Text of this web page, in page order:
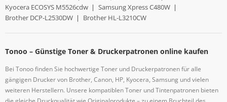
Kyocera ECOSYS M5526cdw | Samsung Xpress C480W |
Brother DCP-L2530DW | Brother HL-L3210CW
Tonoo – Günstige Toner & Druckerpatronen online kaufen
Bei Tonoo finden Sie hochwertige Toner und Druckerpatronen für alle
gängigen Drucker von Brother, Canon, HP, Kyocera, Samsung und vielen
weiteren Herstellern. Unsere kompatiblen Toner und Tintenpatronen bieten